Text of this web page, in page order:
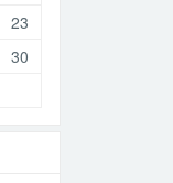
23
30